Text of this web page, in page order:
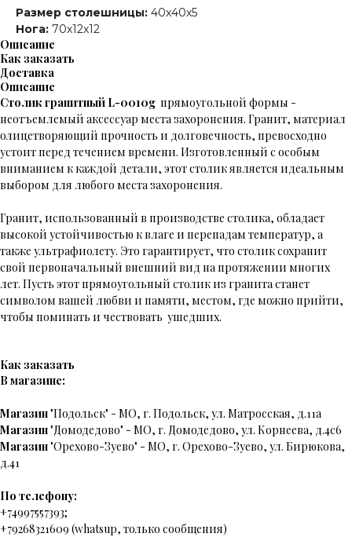
Размер столешницы: 40х40х5
Нога: 70х12х12
Описание
Как заказать
Доставка
Описание
Столик гранитный L-0010g прямоугольной формы -
неотъемлемый аксессуар места захоронения. Гранит, материал
олицетворяющий прочность и долговечность, превосходно
устоит перед течением времени. Изготовленный с особым
вниманием к каждой детали, этот столик является идеальным
выбором для любого места захоронения.
Гранит, использованный в производстве столика, обладает
высокой устойчивостью к влаге и перепадам температур, а
также ультрафиолету. Это гарантирует, что столик сохранит
свой первоначальный внешний вид на протяжении многих
лет. Пусть этот прямоугольный столик из гранита станет
символом вашей любви и памяти, местом, где можно прийти,
чтобы поминать и чествовать ушедших.
Как заказать
В магазине:
Магазин"Подольск" - МО, г. Подольск, ул. Матросская, д.11а
Магазин"Домодедово" - МО, г. Домодедово, ул. Корнеева, д.4с6
Магазин"Орехово-Зуево" - МО, г. Орехово-Зуево, ул. Бирюкова,
д.41
По телефону:
+74997557393;
+79268321609 (whatsup, только сообщения)